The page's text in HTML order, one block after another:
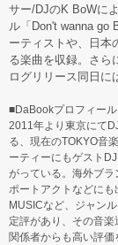
サー/DJのK BoWに
ル「Don't wanna go
ーティストや、日本
る楽曲を収録。さら
ログリリース同日に
■DaBookプロフィール
2011年より東京にて
る、現在のTOKYO音
ーティーにもゲスト
がっている。海外ブ
ポートアクトなどに
MUSICなど、ジャン
定評があり、その音
関係者からも高い評